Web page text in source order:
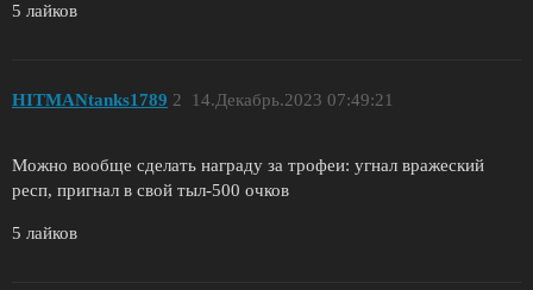
5 лайков
HITMANtanks1789 14.Декабрь.2023 07:49:21
2
Можно вообще сделать награду за трофеи: угнал вражеский
респ, пригнал в свой тыл-500 очков
5 лайков